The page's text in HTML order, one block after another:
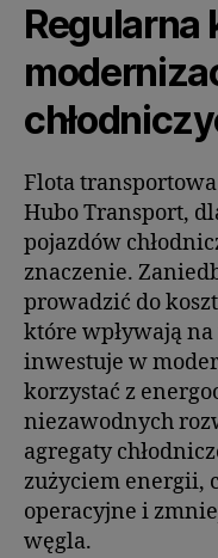
Regularna
Flota
Hubo Transport,
pojazdów
znaczenie.
prowadzić do
które wpływają
inwestuje w
korzystać z
niezawodnych
agregaty
zużyciem energii,
operacyjne i
węgla.